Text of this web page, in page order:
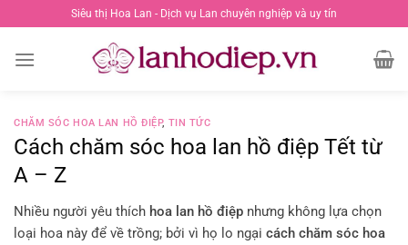
đến
nội
Siêu thị Hoa Lan - Dịch vụ Lan chuyên nghiệp và uy tín
CHĂM SÓC HOA LAN HỒ ĐIỆP, TIN TỨC
Cách chăm sóc hoa lan hồ điệp Tết từ
A – Z
Nhiều người yêu thích hoa lan hồ điệp nhưng không lựa chọn
loại hoa này để về trồng; bởi vì họ lo ngại cách chăm sóc hoa